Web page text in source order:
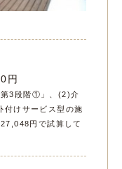
円
3段階①」、(2)介
けサービス型の施
円で試算して